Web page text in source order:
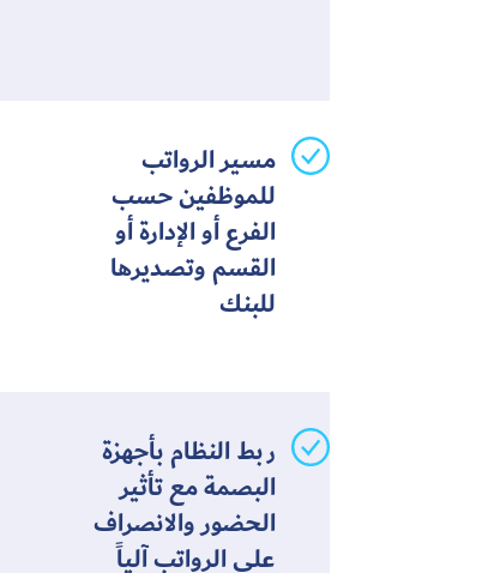
مسير الرواتب
للموظفين حسب
الفرع أو الإدارة أو
القسم وتصديرها
للبنك
ربط النظام بأجهزة
البصمة مع تأثير
الحضور والانصراف
على الرواتب آلياً